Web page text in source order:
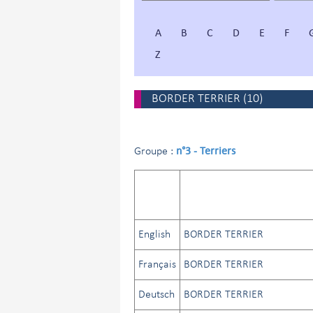
A B C D E F
Z
BORDER TERRIER (10)
Groupe : n°3 - Terriers
English BORDER TERRIER
Français BORDER TERRIER
Deutsch BORDER TERRIER